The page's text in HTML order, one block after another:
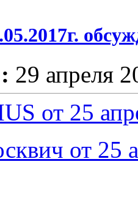
29 апреля
от 25
от 25